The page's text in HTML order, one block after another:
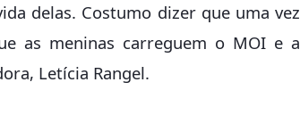
delas. Costumo dizer que uma vez
as meninas carreguem o MOI e a
Letícia Rangel.